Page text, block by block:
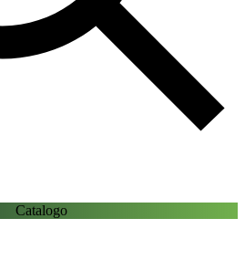
Catalogo